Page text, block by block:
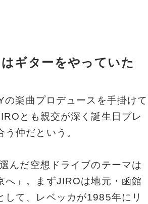
ギターをやっていた
の楽曲プロデュースを手掛けて
とも親交が深く誕生日プレ
仲だという。
んだ空想ドライブのテーマは
へ」。まずJIROは地元・函館
して、レベッカが1985年にリ